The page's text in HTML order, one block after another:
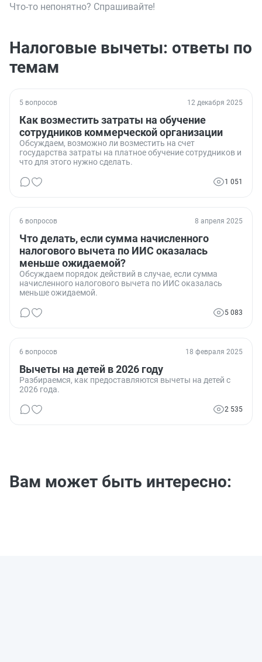
Что-то непонятно? Спрашивайте!
Налоговые вычеты: ответы по
темам
5 вопросов 12 декабря 2025
Как возместить затраты на обучение
сотрудников коммерческой организации
Обсуждаем, возможно ли возместить на счет
государства затраты на платное обучение сотрудников и
что для этого нужно сделать.
1 051
6 вопросов 8 апреля 2025
Что делать, если сумма начисленного
налогового вычета по ИИС оказалась
меньше ожидаемой?
Обсуждаем порядок действий в случае, если сумма
начисленного налогового вычета по ИИС оказалась
меньше ожидаемой.
5 083
6 вопросов 18 февраля 2025
Вычеты на детей в 2026 году
Разбираемся, как предоставляются вычеты на детей с
2026 года.
2 535
Вам может быть интересно: